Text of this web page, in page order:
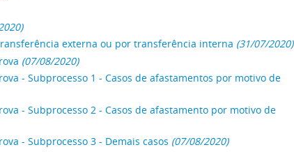
externa ou por transferência interna (31/07/2020)
(07/08/2020)
- Subprocesso 1 - Casos de afastamentos por motivo de
- Subprocesso 2 - Casos de afastamento por motivo de
- Subprocesso 3 - Demais casos (07/08/2020)